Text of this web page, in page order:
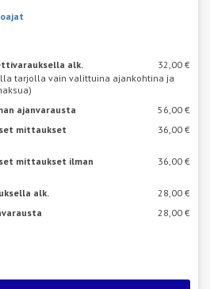
alk.
32,00 €
tarjolla vain valittuina ajankohtina ja
ajanvarausta
56,00 €
mittaukset
36,00 €
mittaukset ilman
36,00 €
alk.
28,00 €
28,00 €